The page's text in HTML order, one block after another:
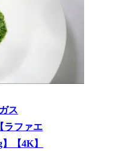
ス
ラファエ
【4K】